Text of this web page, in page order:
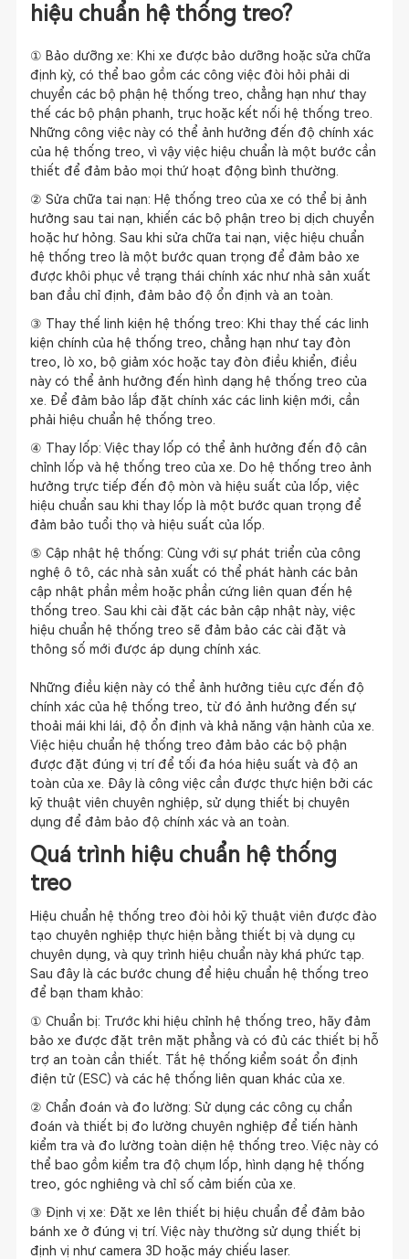
hiệu chuẩn hệ thống treo?
① Bảo dưỡng xe: Khi xe được bảo dưỡng hoặc sửa chữa
định kỳ, có thể bao gồm các công việc đòi hỏi phải di
chuyển các bộ phận hệ thống treo, chẳng hạn như thay
thế các bộ phận phanh, trục hoặc kết nối hệ thống treo.
Những công việc này có thể ảnh hưởng đến độ chính xác
của hệ thống treo, vì vậy việc hiệu chuẩn là một bước cần
thiết để đảm bảo mọi thứ hoạt động bình thường.
② Sửa chữa tai nạn: Hệ thống treo của xe có thể bị ảnh
hưởng sau tai nạn, khiến các bộ phận treo bị dịch chuyển
hoặc hư hỏng. Sau khi sửa chữa tai nạn, việc hiệu chuẩn
hệ thống treo là một bước quan trọng để đảm bảo xe
được khôi phục về trạng thái chính xác như nhà sản xuất
ban đầu chỉ định, đảm bảo độ ổn định và an toàn.
③ Thay thế linh kiện hệ thống treo: Khi thay thế các linh
kiện chính của hệ thống treo, chẳng hạn như tay đòn
treo, lò xo, bộ giảm xóc hoặc tay đòn điều khiển, điều
này có thể ảnh hưởng đến hình dạng hệ thống treo của
xe. Để đảm bảo lắp đặt chính xác các linh kiện mới, cần
phải hiệu chuẩn hệ thống treo.
④ Thay lốp: Việc thay lốp có thể ảnh hưởng đến độ cân
chỉnh lốp và hệ thống treo của xe. Do hệ thống treo ảnh
hưởng trực tiếp đến độ mòn và hiệu suất của lốp, việc
hiệu chuẩn sau khi thay lốp là một bước quan trọng để
đảm bảo tuổi thọ và hiệu suất của lốp.
⑤ Cập nhật hệ thống: Cùng với sự phát triển của công
nghệ ô tô, các nhà sản xuất có thể phát hành các bản
cập nhật phần mềm hoặc phần cứng liên quan đến hệ
thống treo. Sau khi cài đặt các bản cập nhật này, việc
hiệu chuẩn hệ thống treo sẽ đảm bảo các cài đặt và
thông số mới được áp dụng chính xác.
Những điều kiện này có thể ảnh hưởng tiêu cực đến độ
chính xác của hệ thống treo, từ đó ảnh hưởng đến sự
thoải mái khi lái, độ ổn định và khả năng vận hành của xe.
Việc hiệu chuẩn hệ thống treo đảm bảo các bộ phận
được đặt đúng vị trí để tối đa hóa hiệu suất và độ an
toàn của xe. Đây là công việc cần được thực hiện bởi các
kỹ thuật viên chuyên nghiệp, sử dụng thiết bị chuyên
dụng để đảm bảo độ chính xác và an toàn.
Quá trình hiệu chuẩn hệ thống
treo
Hiệu chuẩn hệ thống treo đòi hỏi kỹ thuật viên được đào
tạo chuyên nghiệp thực hiện bằng thiết bị và dụng cụ
chuyên dụng, và quy trình hiệu chuẩn này khá phức tạp.
Sau đây là các bước chung để hiệu chuẩn hệ thống treo
để bạn tham khảo:
① Chuẩn bị: Trước khi hiệu chỉnh hệ thống treo, hãy đảm
bảo xe được đặt trên mặt phẳng và có đủ các thiết bị hỗ
trợ an toàn cần thiết. Tắt hệ thống kiểm soát ổn định
điện tử (ESC) và các hệ thống liên quan khác của xe.
② Chẩn đoán và đo lường: Sử dụng các công cụ chẩn
đoán và thiết bị đo lường chuyên nghiệp để tiến hành
kiểm tra và đo lường toàn diện hệ thống treo. Việc này có
thể bao gồm kiểm tra độ chụm lốp, hình dạng hệ thống
treo, góc nghiêng và chỉ số cảm biến của xe.
③ Định vị xe: Đặt xe lên thiết bị hiệu chuẩn để đảm bảo
bánh xe ở đúng vị trí. Việc này thường sử dụng thiết bị
định vị như camera 3D hoặc máy chiếu laser.